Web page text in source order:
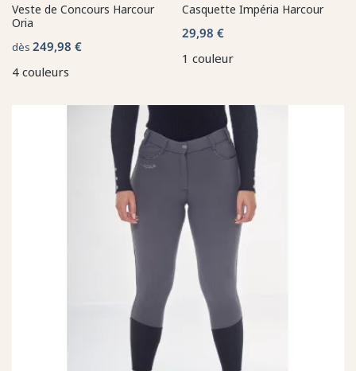
Veste de Concours Harcour
Oria
dès 249,98 €
4 couleurs
Casquette Impéria Harcour
29,98 €
1 couleur